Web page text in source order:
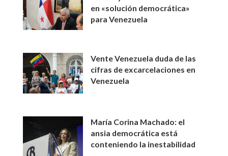
en «solución democrática»
para Venezuela
Vente Venezuela duda de las
cifras de excarcelaciones en
Venezuela
María Corina Machado: el
ansia democrática está
conteniendo la inestabilidad